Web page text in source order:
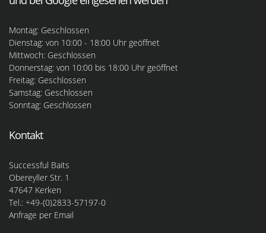
Montag: Geschlossen
Dienstag: von 10:00 - 18:00 Uhr geöffnet
Mittwoch: Geschlossen
Donnerstag: von 10:00 bis 18:00 Uhr geöffnet
Freitag: Geschlossen
Samstag: Geschlossen
Sonntag: Geschlossen
Kontakt
Successful Baits
Obereyller Str. 1
47647 Kerken
Tel.: +49-(0)2833-57197-0
Anfrage per Email